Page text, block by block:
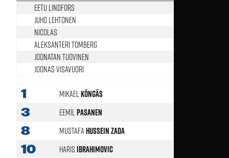
1 MikaelKöngäs
3 EemilPasanen
8 MustafaHussein Zada
10 HarisIbrahimovic
Eetu Lindfors
Juho Lehtonen
Nicolas
Aleksanteri Tomberg
Joonatan Tuovinen
Joonas Visavuori